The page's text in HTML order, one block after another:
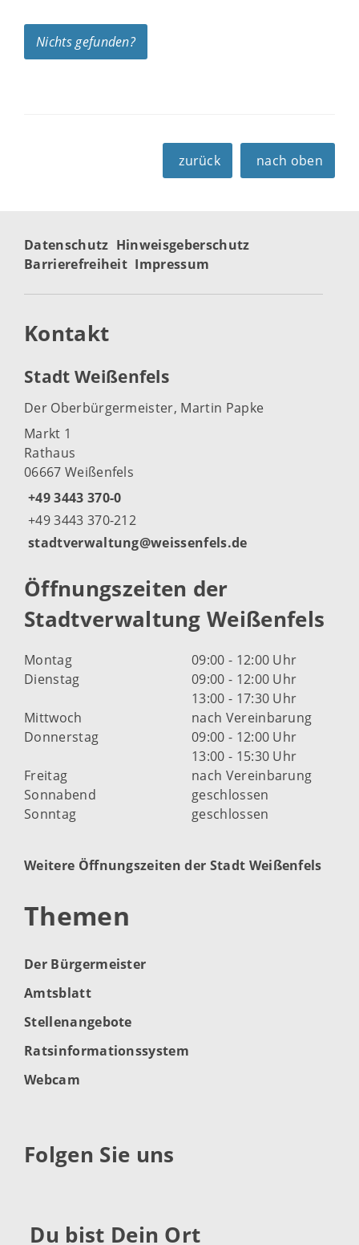
Nichts gefunden?
zurück nach oben
Datenschutz Hinweisgeberschutz
Barrierefreiheit Impressum
Kontakt
Stadt Weißenfels
Der Oberbürgermeister, Martin Papke
Markt 1
Rathaus
06667 Weißenfels
+49 3443 370-0
+49 3443 370-212
stadtverwaltung@weissenfels.de
Öffnungszeiten der
Stadtverwaltung Weißenfels
Montag
09:00 - 12:00 Uhr
Dienstag
09:00 - 12:00 Uhr
13:00 - 17:30 Uhr
Mittwoch
nach Vereinbarung
Donnerstag
09:00 - 12:00 Uhr
13:00 - 15:30 Uhr
Freitag
nach Vereinbarung
Sonnabend
geschlossen
Sonntag
geschlossen
Weitere Öffnungszeiten der Stadt Weißenfels
Themen
Der Bürgermeister
Amtsblatt
Stellenangebote
Ratsinformationssystem
Webcam
Folgen Sie uns
Du bist Dein Ort